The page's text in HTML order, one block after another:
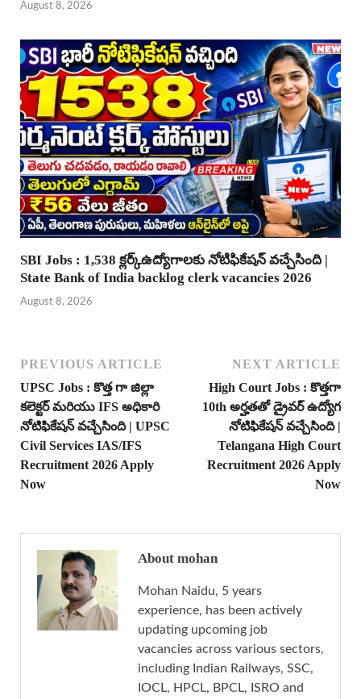
August 8, 2026
SBI Jobs : 1,538 క్లర్క్ఉద్యోగాలకు నోటిఫికేషన్ వచ్చేసింది |
State Bank of India backlog clerk vacancies 2026
August 8, 2026
PREVIOUS ARTICLE
UPSC Jobs : కొత్త గా జిల్లా
కలెక్టర్ మరియు IFS అధికారి
నోటిఫికేషన్ వచ్చేసింది | UPSC
Civil Services IAS/IFS
Recruitment 2026 Apply
Now
NEXT ARTICLE
High Court Jobs : కొత్తగా
10th అర్హతతో డ్రైవర్ ఉద్యోగ
నోటిఫికేషన్ వచ్చేసింది |
Telangana High Court
Recruitment 2026 Apply
Now
About mohan
Mohan Naidu, 5 years
experience, has been actively
updating upcoming job
vacancies across various sectors,
including Indian Railways, SSC,
IOCL, HPCL, BPCL, ISRO and